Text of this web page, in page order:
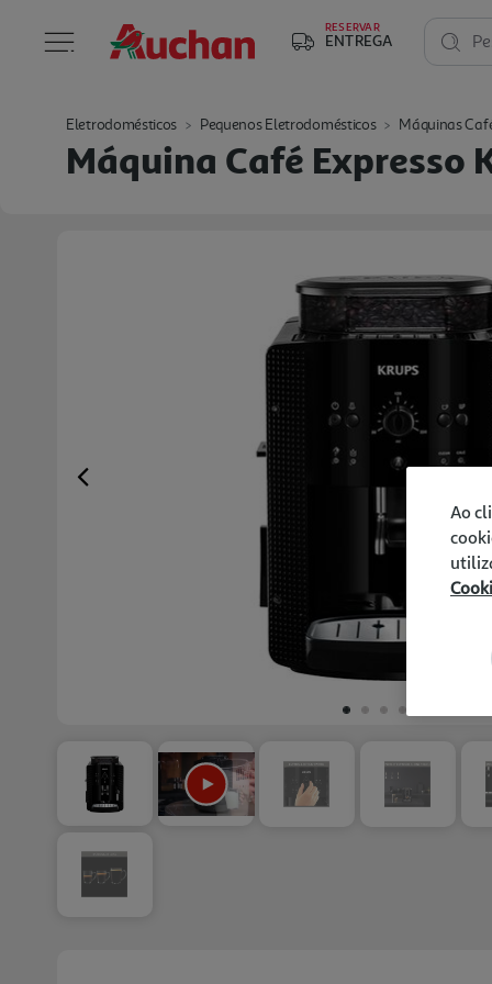
RESERVAR
ENTREGA
Eletrodomésticos Pequenos Eletrodomésticos Máquinas
Máquina Café Expresso
Previous
Ao